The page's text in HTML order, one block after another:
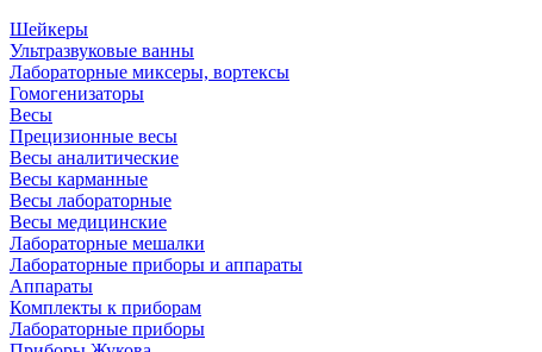
Шейкеры
Ультразвуковые ванны
Лабораторные миксеры, вортексы
Гомогенизаторы
Весы
Прецизионные весы
Весы аналитические
Весы карманные
Весы лабораторные
Весы медицинские
Лабораторные мешалки
Лабораторные приборы и аппараты
Аппараты
Комплекты к приборам
Лабораторные приборы